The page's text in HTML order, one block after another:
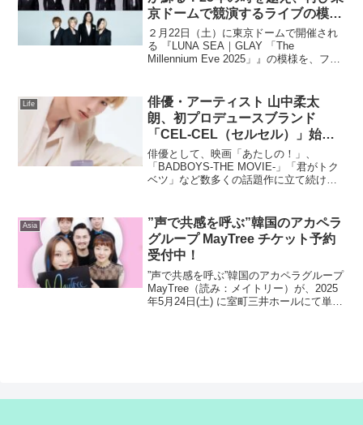
京ドームで競演するライブの模様
を独占放送！『LUNA SEA｜
GLAY 「The Millennium Eve
2025」』フジテレビTWO ドラ
～24時
２月22日（土）に東京ドームで開催され
る 『LUNA SEA｜GLAY 「The
Millennium Eve 2025」』の模様を、フジ
Eve』は、...
Life
俳優・アーティスト 山中柔太
朗、初プロデュースブランド
「CEL-CEL（セルセル）」始
動。“Charge・Euphoria・
Luscious”香りで日常に小さな幸
せと自信を添える春夏フレグラン
俳優として、映画「あたしの！」、
「BADBOYS-THE MOVIE-」「君がトク
ベツ」など数多くの話題作に立て続けに
ンバーとしても活躍中の山中柔太朗が、
初のプロデ...
Asia
”声で共感を呼ぶ”韓国のアカペラ
グループ MayTree チケット予約
受付中！
”声で共感を呼ぶ”韓国のアカペラグループ
MayTree（読み：メイトリー）が、2025
年5月24日(土) に室町三井ホールにて単独